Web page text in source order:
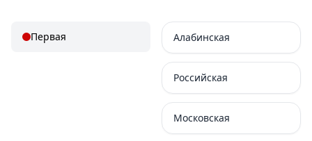
Первая Алабинская
Российская
Московская